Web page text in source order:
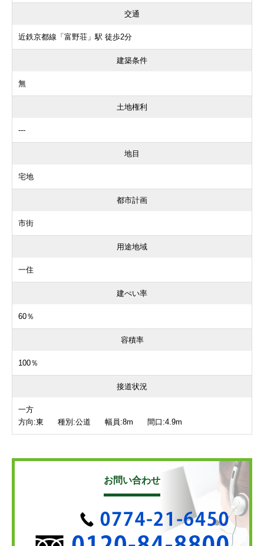
交通
近鉄京都線「富野荘」駅 徒歩2分
建築条件
無
土地権利
---
地目
宅地
都市計画
市街
用途地域
一住
建ぺい率
60％
容積率
100％
接道状況
一方
方向:東 種別:公道 幅員:8m 間口:4.9m
お問い合わせ